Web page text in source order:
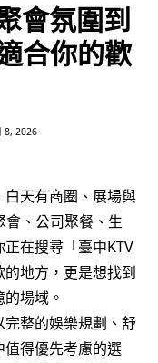
會氛圍到
合你的歡
8, 2026
天有商圈、展場與
會、公司聚餐、生
在搜尋「臺中KTV
地方，更是想找到
場域。
完整的娛樂規劃、舒
得優先考慮的選